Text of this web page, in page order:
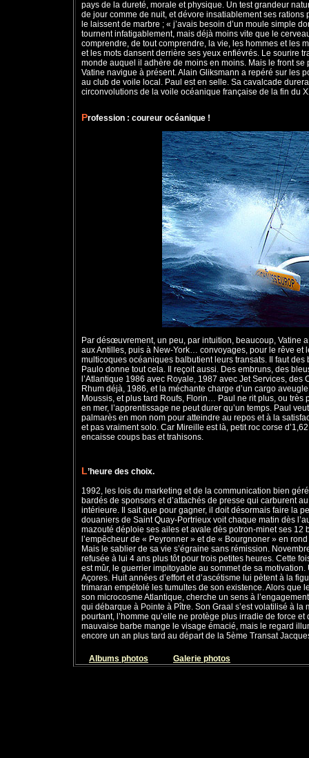
pays de la dureté, morale et physique. Un test grandeur
de jour comme de nuit, et dévore insatiablement ses
le laissent de marbre ; « j’avais besoin d’un moule simple
tournent infatigablement, mais déjà moins vite que le
comprendre, de tout comprendre, la vie, les hommes et les
et les mots dansent derrière ses yeux enfiévrés. Le sourire
monde auquel il adhère de moins en moins. Mais le front
Vatine navigue à présent. Alain Gliksmann a repéré sur les
au club de voile local. Paul est en selle. Sa cavalcade
circonvolutions de la voile océanique française de la fin du
Profession : coureur océanique !
Par désœuvrement, un peu, par intuition, beaucoup, Vatine
aux Antilles, puis à New-York… convoyages, pour le rêve et
multicoques océaniques balbutient leurs transats. Il faut
Paulo donne tout cela. Il reçoit aussi. Des embruns, des
l’Atlantique 1986 avec Royale, 1987 avec Jet Services,
Rhum déjà, 1986, et la méchante charge d’un cargo
Moussis, et plus tard Roufs, Florin… Paul ne rit plus, ou très
en mer, l’apprentissage ne peut durer qu’un temps. Paul
palmarès en mon nom pour atteindre au repos et à la
et pas vraiment solo. Car Mireille est là, petit roc corse
encaisse coups bas et trahisons.
L’heure des choix.
1992, les lois du marketing et de la communication bien
bardés de sponsors et d’attachés de presse qui carburent
intérieure. Il sait que pour gagner, il doit désormais faire la
douaniers de Saint Quay-Portrieux voit chaque matin dès
mazouté déploie ses ailes et avale dès potron-minet ses 12
l’empêcheur de « Peyronner » et de « Bourgnoner » en
Mais le sablier de sa vie s’égraine sans rémission.
refusée à lui 4 ans plus tôt pour trois petites heures. Cette
est mûr, le guerrier impitoyable au sommet de sa
Açores. Huit années d’effort et d’ascétisme lui pètent à la
trimaran empétolé les tumultes de son existence. Alors que
son microcosme Atlantique, cherche un sens à
qui débarque à Pointe à Pître. Son Graal s’est volatilisé à
pourtant, l’homme qu’elle ne protège plus irradie de force
mauvaise barbe mange le visage émacié, mais le regard
encore un an plus tard au départ de la 5ème Transat
Albums photos Galerie photos